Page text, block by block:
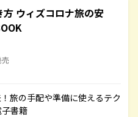
方 ウィズコロナ旅の安
売
旅の手配や準備に使えるテク
書籍